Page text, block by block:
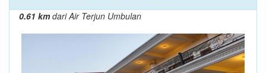
0.61 kmdari Air Terjun Umbulan